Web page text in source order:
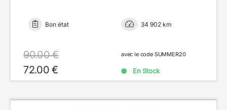
Bon état 34 902 km
90.00 €
72.00 €
avec le code SUMMER20
En Stock